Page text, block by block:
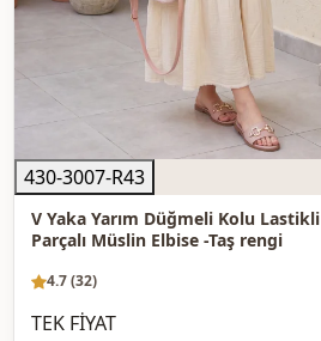
430-3007-R43
V Yaka Yarım Düğmeli Kolu Lastikli
Parçalı Müslin Elbise -Taş rengi
4.7 (32)
TEK FİYAT